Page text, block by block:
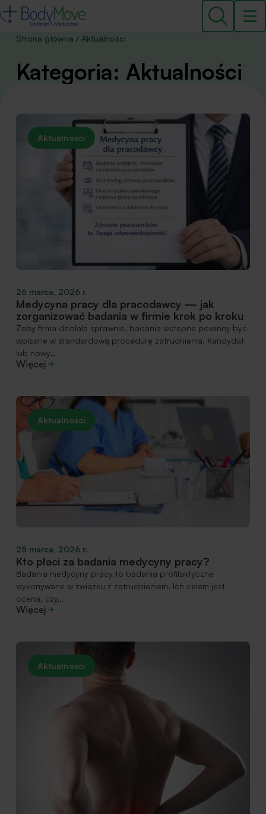
Strona główna / Aktualności
Kategoria: Aktualności
Aktualności
26 marca, 2026 r.
Medycyna pracy dla pracodawcy — jak
zorganizować badania w firmie krok po kroku
Żeby firma działała sprawnie, badania wstępne powinny być
wpisane w standardową procedurę zatrudnienia. Kandydat
lub nowy…
Więcej
Aktualności
25 marca, 2026 r.
Kto płaci za badania medycyny pracy?
Badania medycyny pracy to badania profilaktyczne
wykonywane w związku z zatrudnieniem. Ich celem jest
ocena, czy…
Więcej
Aktualności